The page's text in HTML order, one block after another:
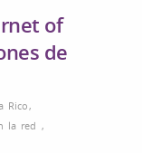
of
de
Rico,
la red ,